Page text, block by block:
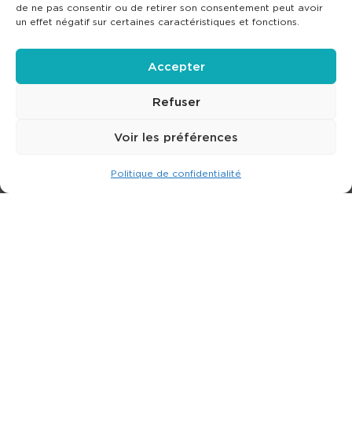
de ne pas consentir ou de retirer son consentement peut avoir
un effet négatif sur certaines caractéristiques et fonctions.
Accepter
Refuser
Voir les préférences
Politique de confidentialité